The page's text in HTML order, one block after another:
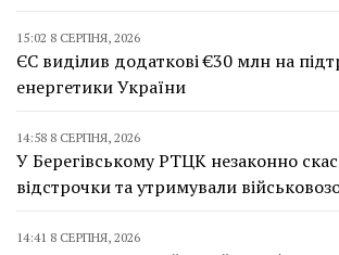
15:02 8 СЕРПНЯ, 2026
ЄС виділив додаткові €30 млн на
енергетики України
14:58 8 СЕРПНЯ, 2026
У Берегівському РТЦК незаконно
відстрочки та утримували
14:41 8 СЕРПНЯ, 2026